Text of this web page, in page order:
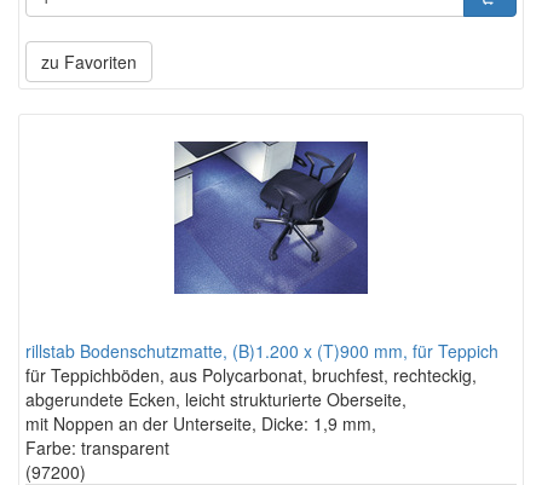
zu Favoriten
rillstab Bodenschutzmatte, (B)1.200 x (T)900 mm, für Teppich
für Teppichböden, aus Polycarbonat, bruchfest, rechteckig,
abgerundete Ecken, leicht strukturierte Oberseite,
mit Noppen an der Unterseite, Dicke: 1,9 mm,
Farbe: transparent
(97200)